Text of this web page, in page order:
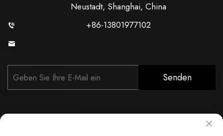
Neustadt, Shanghai, China
+86-13801977102
Senden